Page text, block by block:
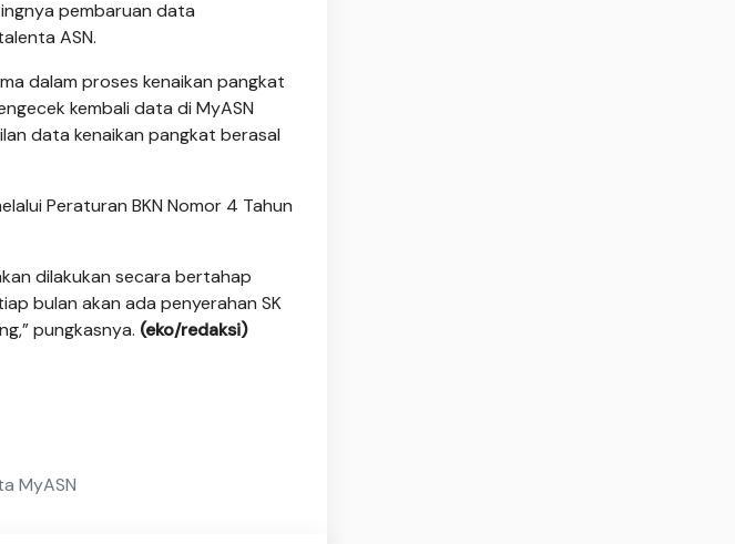
pembaruan data
ASN.
dalam proses kenaikan pangkat
kembali data di MyASN
data kenaikan pangkat berasal
Peraturan BKN Nomor 4 Tahun
dilakukan secara bertahap
bulan akan ada penyerahan SK
pungkasnya. (eko/redaksi)
MyASN